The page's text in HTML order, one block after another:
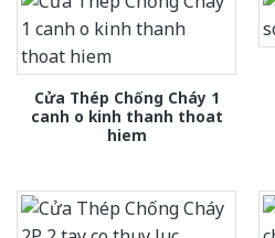
Cửa Thép Chống Cháy 1
canh o kinh thanh thoat
hiem